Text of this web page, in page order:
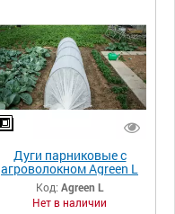
Дуги парниковые с
агроволокном Agreen L
Код: Agreen L
Нет в наличии